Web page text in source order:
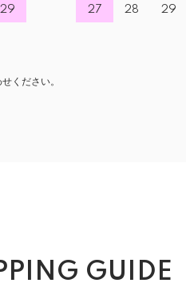
29 27 28 29
ください。
GUIDE